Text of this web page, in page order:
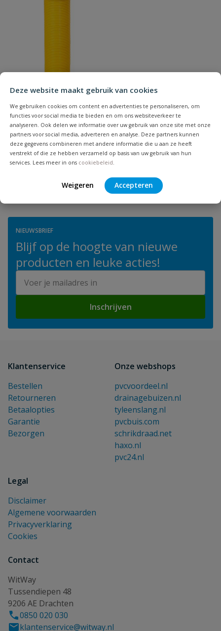
Deze website maakt gebruik van cookies
We gebruiken cookies om content en advertenties te personaliseren, om
functies voor social media te bieden en om ons websiteverkeer te
analyseren. Ook delen we informatie over uw gebruik van onze site met onze
partners voor social media, adverteren en analyse. Deze partners kunnen
deze gegevens combineren met andere informatie die u aan ze heeft
verstrekt of die ze hebben verzameld op basis van uw gebruik van hun
services. Lees meer in ons cookiebeleid
Weigeren Accepteren
Infiltratieputten
NIEUWSBRIEF
Blijf op de hoogte van nieuwe
producten en leuke acties!
E-mailadres
Inschrijven
Klantenservice
Bestellen
Retourneren
Betaalopties
Garantie
Bezorgen
Onze webshops
pvcvoordeel.nl
drainagebuizen.nl
tyleenslang.nl
pvcbuis.com
schrikdraad.net
haxo.nl
pvc24.nl
Legal
Disclaimer
Algemene voorwaarden
Privacyverklaring
Cookies
Contact
WitWay
Tussendiepen 48
9206 AE Drachten
0850 020 030
klantenservice@witway.nl